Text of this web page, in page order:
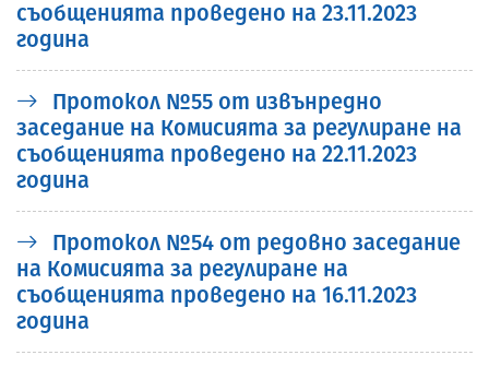
съобщенията проведено на 23.11.2023
година
Протокол №55 от извънредно
заседание на Комисията за регулиране на
съобщенията проведено на 22.11.2023
година
Протокол №54 от редовно заседание
на Комисията за регулиране на
съобщенията проведено на 16.11.2023
година